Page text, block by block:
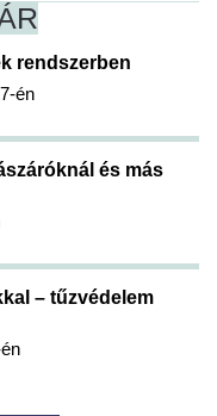
rendszerben
én
és más
– tűzvédelem